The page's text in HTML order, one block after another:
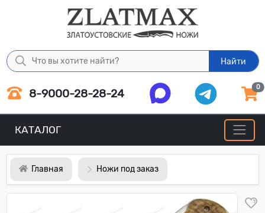
Найти
8-9000-28-28-24 0
КАТАЛОГ
Главная Ножи под заказ